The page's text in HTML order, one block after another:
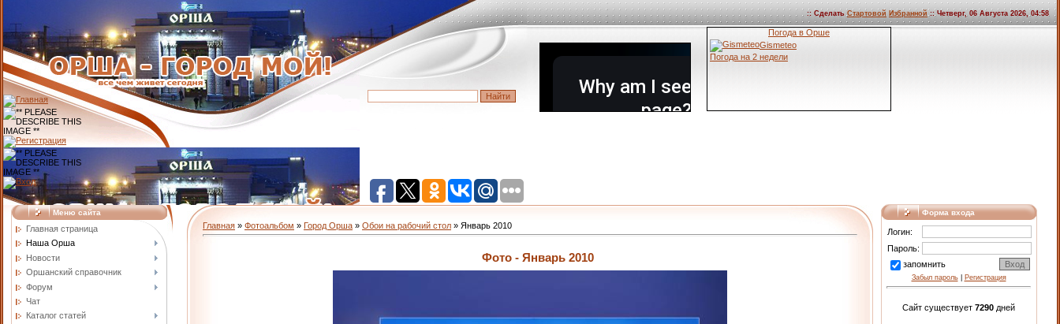
:: СделатьСтартовой Избранной :: Четверг, 06 Августа 2026, 04:58
Погода в Орше
Gismeteo
Погода на 2 недели
Меню сайта
Главная страница
Наша Орша
Новости
Оршанский справочник
Форум
Чат
Каталог статей
Главная » Фотоальбом » Город Орша » Обои на рабочий стол » Январь 2010
Фото - Январь 2010
Форма входа
Логин:
Пароль:
запомнить
Забыл пароль| Регистрация
Сайт существует 7290 дней